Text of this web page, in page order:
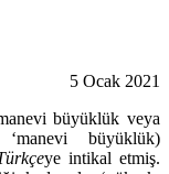
5 Ocak 2021
büyüklük veya
büyüklük)
ye intikal etmiş.